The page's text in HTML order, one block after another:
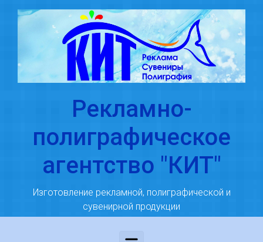
Skip to main content
Рекламно-
полиграфическое
агентство "КИТ"
Изготовление рекламной, полиграфической и
сувенирной продукции